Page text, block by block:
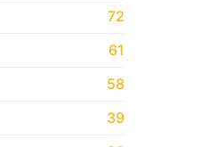
72
61
58
39